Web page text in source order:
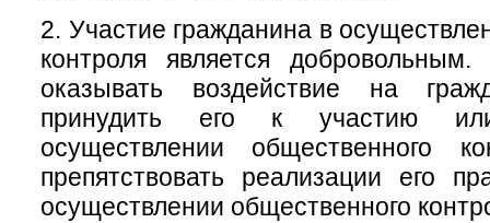
2. Участие гражданина в
контроля является
оказывать воздействие на
принудить его к участию
осуществлении общественного
препятствовать реализации его
осуществлении общественного